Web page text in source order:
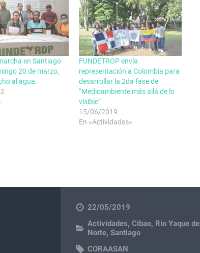
en Santiago
20 de marzo,
al agua.
FUNDETROP envía
representación a Colombia para
desarrollar la 2da fase de
“Medioambiente más allá de lo
visible”
15/06/2019
En «Actividades»
22/05/2019
Actividades,Cibao, Río Yaque del
Norte,Santiago
CORAASAN